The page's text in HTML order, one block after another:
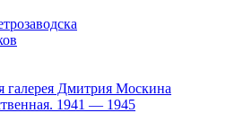
галерея Дмитрия Москина
1941 — 1945